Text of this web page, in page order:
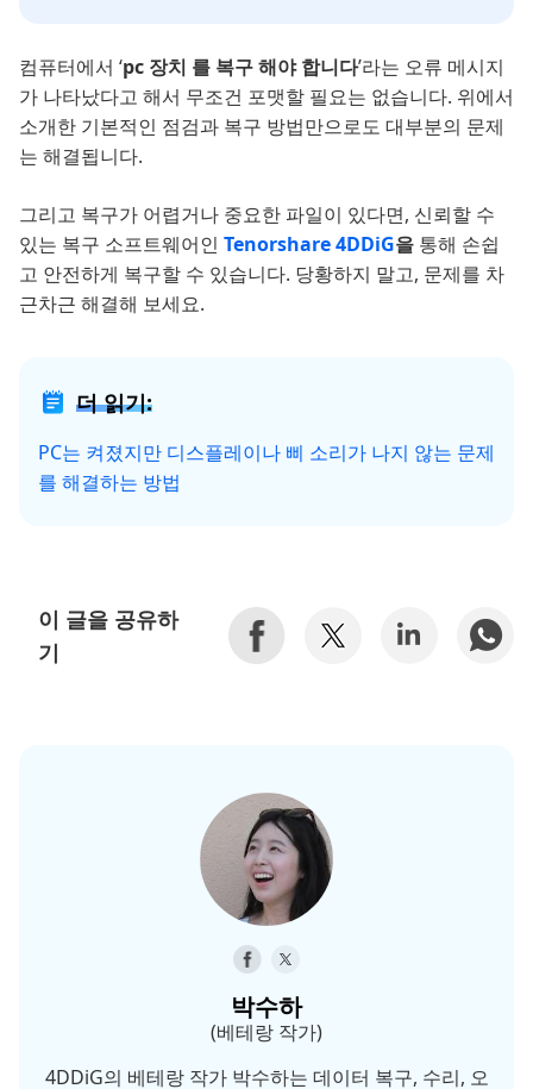
컴퓨터에서 ‘pc 장치 를 복구 해야 합니다’라는 오류 메시지
가 나타났다고 해서 무조건 포맷할 필요는 없습니다. 위에서
소개한 기본적인 점검과 복구 방법만으로도 대부분의 문제
는 해결됩니다.
그리고 복구가 어렵거나 중요한 파일이 있다면, 신뢰할 수
있는 복구 소프트웨어인 Tenorshare 4DDiG을 통해 손쉽
고 안전하게 복구할 수 있습니다. 당황하지 말고, 문제를 차
근차근 해결해 보세요.
더 읽기:
PC는 켜졌지만 디스플레이나 삐 소리가 나지 않는 문제
를 해결하는 방법
이 글을 공유하
기
박수하
(베테랑 작가)
4DDiG의 베테랑 작가 박수하는 데이터 복구, 수리, 오